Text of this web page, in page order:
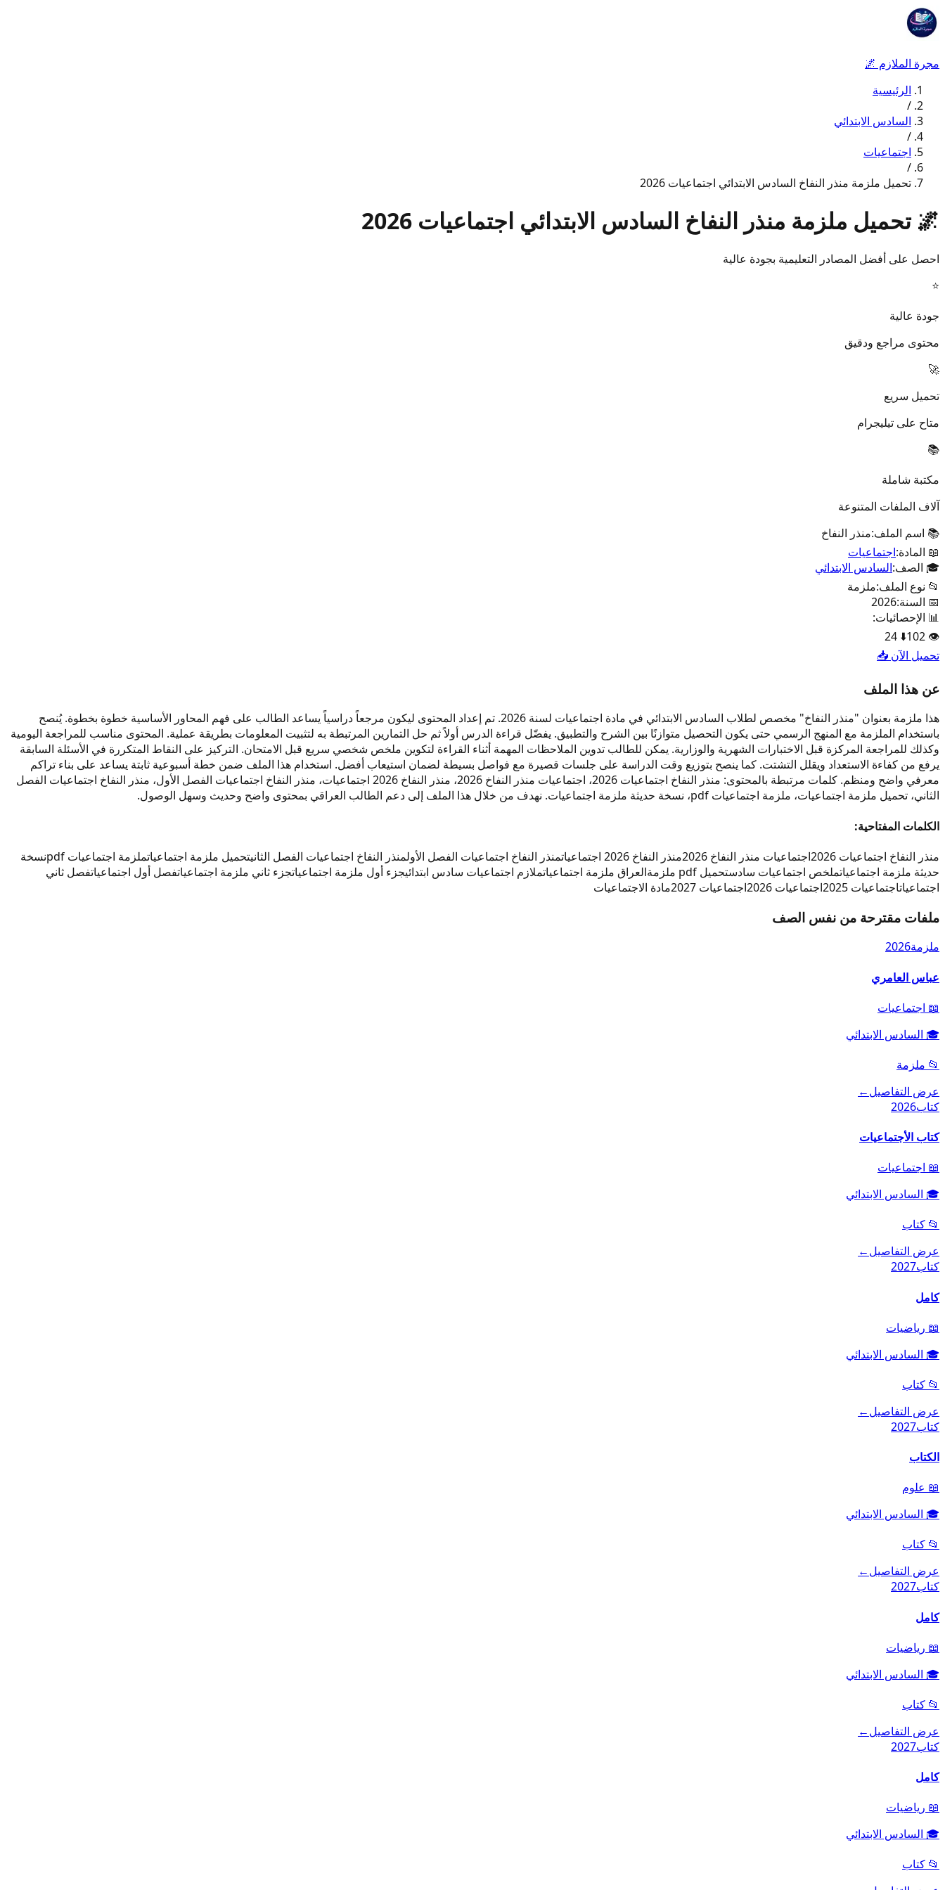
مجرة الملازم 🌌
الرئيسية
/
السادس الابتدائي
/
اجتماعيات
/
تحميل ملزمة منذر النفاخ السادس الابتدائي اجتماعيات 2026
🌌 تحميل ملزمة منذر النفاخ السادس الابتدائي اجتماعيات 2026
احصل على أفضل المصادر التعليمية بجودة عالية
⭐
جودة عالية
محتوى مراجع ودقيق
🚀
تحميل سريع
متاح على تيليجرام
📚
مكتبة شاملة
آلاف الملفات المتنوعة
📚 اسم الملف:منذر النفاخ
📖 المادة:اجتماعيات
🎓 الصف:السادس الابتدائي
📂 نوع الملف:ملزمة
📅 السنة:2026
📊 الإحصائيات:
👁️
102
⬇️
24
تحميل الآن 📥
عن هذا الملف
هذا ملزمة بعنوان "منذر النفاخ" مخصص لطلاب السادس الابتدائي في مادة اجتماعيات لسنة 2026. تم إعداد المحتوى ليكون مرجعاً دراسياً يساعد الطالب على فهم المحاور الأساسية خطوة بخطوة. يُنصح
باستخدام الملزمة مع المنهج الرسمي حتى يكون التحصيل متوازنًا بين الشرح والتطبيق. يفضّل قراءة الدرس أولاً ثم حل التمارين المرتبطة به لتثبيت المعلومات بطريقة عملية. المحتوى مناسب للمراجعة اليومية
وكذلك للمراجعة المركزة قبل الاختبارات الشهرية والوزارية. يمكن للطالب تدوين الملاحظات المهمة أثناء القراءة لتكوين ملخص شخصي سريع قبل الامتحان. التركيز على النقاط المتكررة في الأسئلة السابقة
يرفع من كفاءة الاستعداد ويقلل التشتت. كما ينصح بتوزيع وقت الدراسة على جلسات قصيرة مع فواصل بسيطة لضمان استيعاب أفضل. استخدام هذا الملف ضمن خطة أسبوعية ثابتة يساعد على بناء تراكم
معرفي واضح ومنظم. كلمات مرتبطة بالمحتوى: منذر النفاخ اجتماعيات 2026، اجتماعيات منذر النفاخ 2026، منذر النفاخ 2026 اجتماعيات، منذر النفاخ اجتماعيات الفصل الأول، منذر النفاخ اجتماعيات الفصل
الثاني، تحميل ملزمة اجتماعيات، ملزمة اجتماعيات pdf، نسخة حديثة ملزمة اجتماعيات. نهدف من خلال هذا الملف إلى دعم الطالب العراقي بمحتوى واضح وحديث وسهل الوصول.
الكلمات المفتاحية:
منذر النفاخ اجتماعيات 2026
اجتماعيات منذر النفاخ 2026 منذر النفاخ 2026 اجتماعيات منذر النفاخ اجتماعيات الفصل الأولمنذر النفاخ اجتماعيات الفصل الثانيتحميل ملزمة اجتماعياتملزمة اجتماعيات pdf
نسخة
حديثة ملزمة اجتماعياتملخص اجتماعيات سادستحميل pdf ملزمة العراق ملزمة اجتماعياتملازم اجتماعيات سادس ابتدائيجزء أول ملزمة اجتماعياتجزء ثاني ملزمة اجتماعياتفصل أول اجتماعياتفصل ثاني
اجتماعياتاجتماعيات 2025 اجتماعيات 2026 اجتماعيات 2027 مادة الاجتماعيات
ملفات مقترحة من نفس الصف
ملزمة2026
عباس العامري
📖 اجتماعيات
🎓 السادس الابتدائي
📂 ملزمة
عرض التفاصيل←
كتاب2026
كتاب الأجتماعيات
📖 اجتماعيات
🎓 السادس الابتدائي
📂 كتاب
عرض التفاصيل←
كتاب2027
كامل
📖 رياضيات
🎓 السادس الابتدائي
📂 كتاب
عرض التفاصيل←
كتاب2027
الكتاب
📖 علوم
🎓 السادس الابتدائي
📂 كتاب
عرض التفاصيل←
كتاب2027
كامل
📖 رياضيات
🎓 السادس الابتدائي
📂 كتاب
عرض التفاصيل←
كتاب2027
كامل
📖 رياضيات
🎓 السادس الابتدائي
📂 كتاب